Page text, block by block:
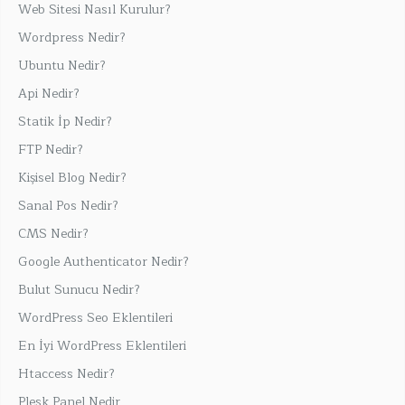
Web Sitesi Nasıl Kurulur?
Wordpress Nedir?
Ubuntu Nedir?
Api Nedir?
Statik İp Nedir?
FTP Nedir?
Kişisel Blog Nedir?
Sanal Pos Nedir?
CMS Nedir?
Google Authenticator Nedir?
Bulut Sunucu Nedir?
WordPress Seo Eklentileri
En İyi WordPress Eklentileri
Htaccess Nedir?